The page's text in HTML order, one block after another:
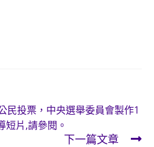
民投票，中央選舉委員會製作1
短片,請參閱。
下一篇文章